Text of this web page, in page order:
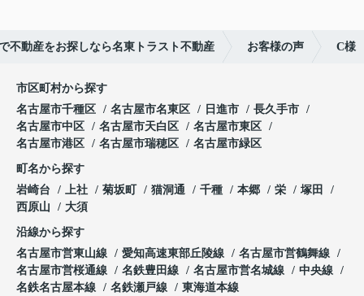
不動産をお探しなら名東トラスト不動産 お客様の声 C様
市区町村から探す
名古屋市千種区
名古屋市名東区 日進市
長久手市
名古屋市中区
名古屋市天白区
名古屋市東区
名古屋市港区
名古屋市瑞穂区 名古屋市緑区
町名から探す
岩崎台
上社 菊坂町 猫洞通 千種 本郷 栄
塚田
西原山
大須
沿線から探す
名古屋市営東山線
愛知高速東部丘陵線
名古屋市営鶴舞線
名古屋市営桜通線
名鉄豊田線 名古屋市営名城線
中央線
名鉄名古屋本線
名鉄瀬戸線 東海道本線